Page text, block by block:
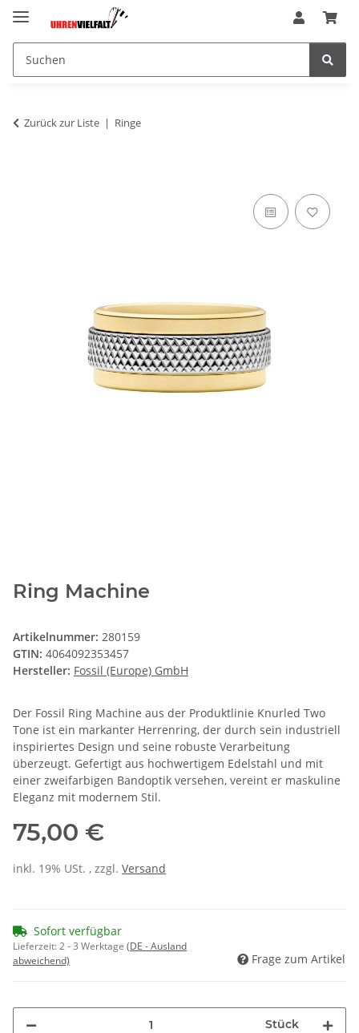
Zurück zur Liste Ringe
Ring Machine
Artikelnummer: 280159
GTIN: 4064092353457
Hersteller: Fossil (Europe) GmbH
Der Fossil Ring Machine aus der Produktlinie Knurled Two
Tone ist ein markanter Herrenring, der durch sein industriell
inspiriertes Design und seine robuste Verarbeitung
überzeugt. Gefertigt aus hochwertigem Edelstahl und mit
einer zweifarbigen Bandoptik versehen, vereint er maskuline
Eleganz mit modernem Stil.
75,00 €
inkl. 19% USt. , zzgl. Versand
Sofort verfügbar
Lieferzeit:2 - 3 Werktage (DE - Ausland
abweichend)
Frage zum Artikel
Stück